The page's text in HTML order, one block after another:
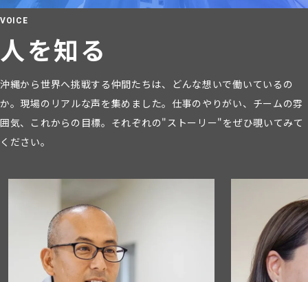
VOICE
人を知る
沖縄から世界へ挑戦する仲間たちは、どんな想いで働いているの
か。 現場のリアルな声を集めました。仕事のやりがい、チームの雰
囲気、これからの目標。 それぞれの"ストーリー"をぜひ覗いてみて
ください。